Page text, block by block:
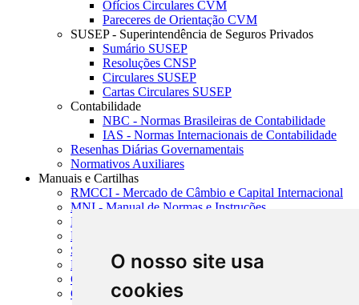
O nosso site usa
cookies
Ofícios Circulares CVM
Pareceres de Orientação CVM
SUSEP - Superintendência de Seguros Privados
Sumário SUSEP
Resoluções CNSP
Circulares SUSEP
Cartas Circulares SUSEP
Contabilidade
NBC - Normas Brasileiras de Contabilidade
IAS - Normas Internacionais de Contabilidade
Resenhas Diárias Governamentais
Normativos Auxiliares
Manuais e Cartilhas
RMCCI - Mercado de Câmbio e Capital Internacional
MNI - Manual de Normas e Instruções
MTVM - Manual de Títulos e Valores Mobiliários
MCR - Manual de Crédito Rural
SISORF - Manual de Organização do SFN
MASUP - Manual de Supervisão Bancária
CADOC - Catálogo de Documentos
CNAE-CONCLA - Classificação Nacional de